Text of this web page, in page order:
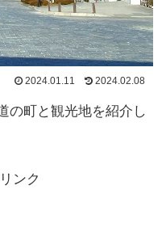
2024.01.11 2024.02.08
の町と観光地を紹介し
ンク